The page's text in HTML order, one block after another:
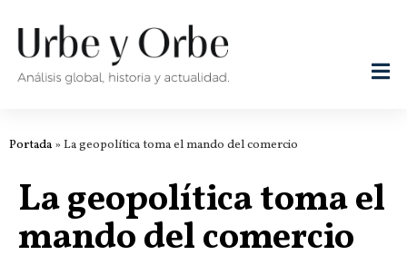
Portada » La geopolítica toma el mando del comercio
La geopolítica toma el
mando del comercio